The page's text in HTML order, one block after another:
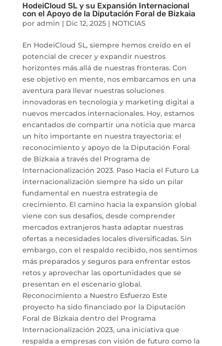
HodeiCloud SL y su Expansión Internacional
con el Apoyo de la Diputación Foral de Bizkaia
por admin | Dic 12, 2025| NOTICIAS
En HodeiCloud SL, siempre hemos creído en el
potencial de crecer y expandir nuestros
horizontes más allá de nuestras fronteras. Con
ese objetivo en mente, nos embarcamos en una
aventura para llevar nuestras soluciones
innovadoras en tecnología y marketing digital a
nuevos mercados internacionales. Hoy, estamos
encantados de compartir una noticia que marca
un hito importante en nuestra trayectoria: el
reconocimiento y apoyo de la Diputación Foral
de Bizkaia a través del Programa de
Internacionalización 2023. Paso Hacia el Futuro La
internacionalización siempre ha sido un pilar
fundamental en nuestra estrategia de
crecimiento. El camino hacia la expansión global
viene con sus desafíos, desde comprender
mercados extranjeros hasta adaptar nuestras
ofertas a necesidades locales diversificadas. Sin
embargo, con el respaldo recibido, nos sentimos
más preparados y seguros para enfrentar estos
retos y aprovechar las oportunidades que se
presentan en el escenario global.
Reconocimiento a Nuestro Esfuerzo Este
proyecto ha sido financiado por la Diputación
Foral de Bizkaia dentro del Programa
Internacionalización 2023, una iniciativa que
respalda a empresas con visión de futuro como la